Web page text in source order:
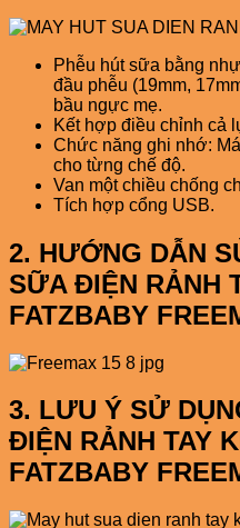
Phễu hút sữa bằng
đầu phễu (19mm,
bầu ngực mẹ.
Kết hợp điều chỉnh cả
Chức năng ghi nhớ:
cho từng chế độ.
Van một chiều chống
Tích hợp cổng USB.
2. HƯỚNG DẪN
SỮA ĐIỆN RẢNH
FATZBABY
3. LƯU Ý SỬ
ĐIỆN RẢNH TAY
FATZBABY